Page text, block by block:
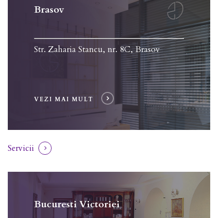
Brasov
Str. Zaharia Stancu, nr. 8C, Brasov
VEZI MAI MULT
Servicii
Bucuresti Victoriei